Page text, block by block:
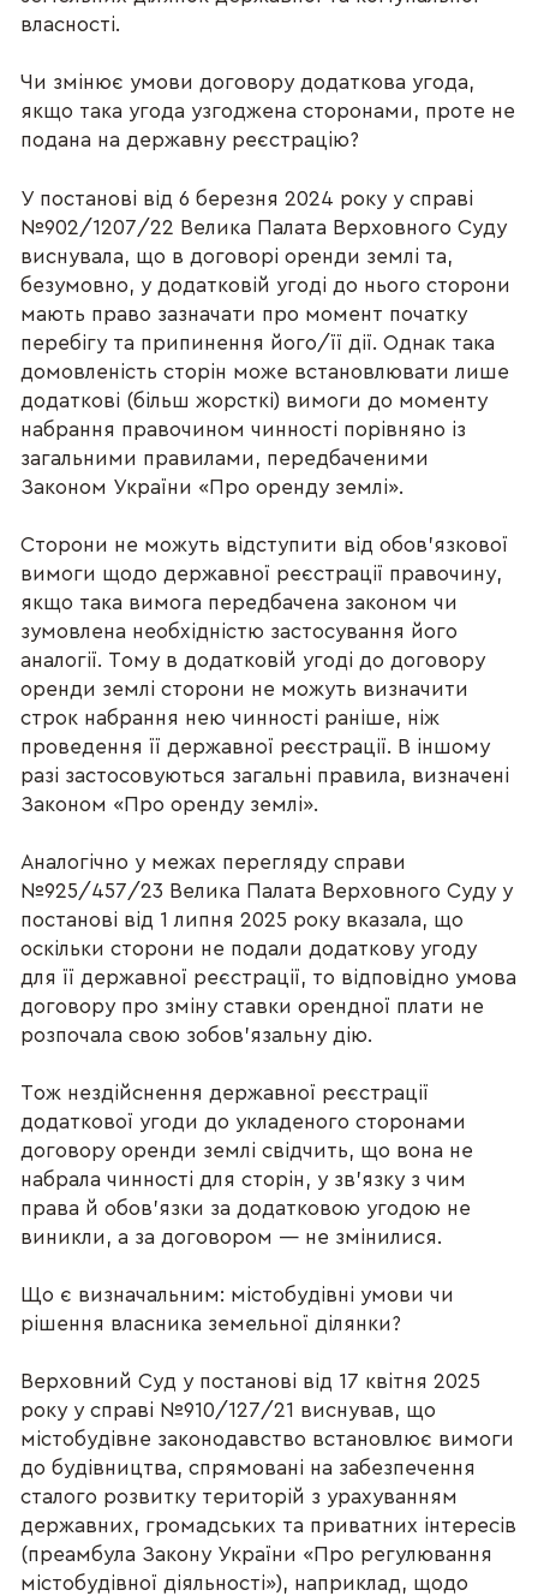
власності.
Чи змінює умови договору додаткова угода,
якщо така угода узгоджена сторонами, проте не
подана на державну реєстрацію?
У постанові від 6 березня 2024 року у справі
№902/1207/22 Велика Палата Верховного Суду
виснувала, що в договорі оренди землі та,
безумовно, у додатковій угоді до нього сторони
мають право зазначати про момент початку
перебігу та припинення його/її дії. Однак така
домовленість сторін може встановлювати лише
додаткові (більш жорсткі) вимоги до моменту
набрання правочином чинності порівняно із
загальними правилами, передбаченими
Законом України «Про оренду землі».
Сторони не можуть відступити від обов'язкової
вимоги щодо державної реєстрації правочину,
якщо така вимога передбачена законом чи
зумовлена необхідністю застосування його
аналогії. Тому в додатковій угоді до договору
оренди землі сторони не можуть визначити
строк набрання нею чинності раніше, ніж
проведення її державної реєстрації. В іншому
разі застосовуються загальні правила, визначені
Законом «Про оренду землі».
Аналогічно у межах перегляду справи
№925/457/23 Велика Палата Верховного Суду у
постанові від 1 липня 2025 року вказала, що
оскільки сторони не подали додаткову угоду
для її державної реєстрації, то відповідно умова
договору про зміну ставки орендної плати не
розпочала свою зобов’язальну дію.
Тож нездійснення державної реєстрації
додаткової угоди до укладеного сторонами
договору оренди землі свідчить, що вона не
набрала чинності для сторін, у зв’язку з чим
права й обов’язки за додатковою угодою не
виникли, а за договором — не змінилися.
Що є визначальним: містобудівні умови чи
рішення власника земельної ділянки?
Верховний Суд у постанові від 17 квітня 2025
року у справі №910/127/21 виснував, що
містобудівне законодавство встановлює вимоги
до будівництва, спрямовані на забезпечення
сталого розвитку територій з урахуванням
державних, громадських та приватних інтересів
(преамбула Закону України «Про регулювання
містобудівної діяльності»), наприклад, щодо